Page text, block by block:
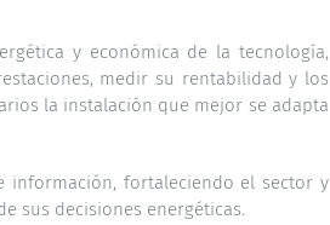
y económica de la tecnología,
medir su rentabilidad y los
la instalación que mejor se adapta
información, fortaleciendo el sector y
sus decisiones energéticas.